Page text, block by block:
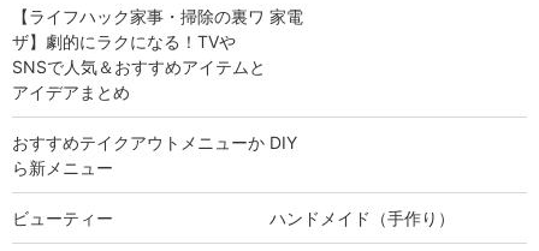
【ライフハック家事・掃除の裏ワ
ザ】劇的にラクになる！TVや
SNSで人気＆おすすめアイテムと
アイデアまとめ
家電
おすすめテイクアウトメニューか
ら新メニュー
DIY
ビューティー ハンドメイド（手作り）